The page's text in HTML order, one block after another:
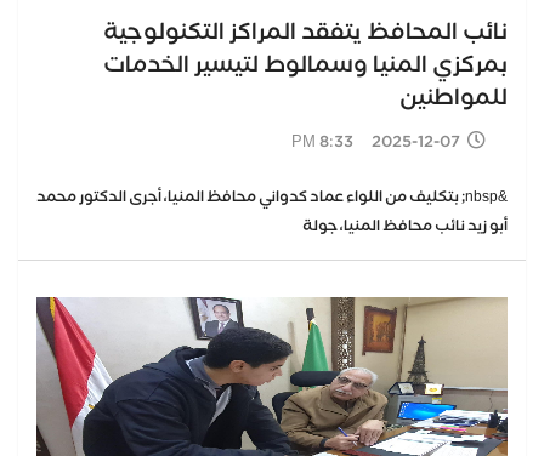
نائب المحافظ يتفقد المراكز التكنولوجية
بمركزي المنيا وسمالوط لتيسير الخدمات
للمواطنين
2025-12-07 8:33 PM
&nbsp; بتكليف من اللواء عماد كدواني محافظ المنيا، أجرى الدكتور محمد
أبو زيد نائب محافظ المنيا، جولة